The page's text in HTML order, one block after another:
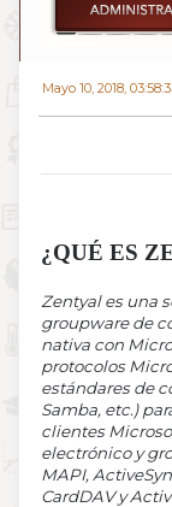
Mayo 10, 2018,
¿QUÉ ES
Zentyal es una
groupware de
nativa con
protocolos
estándares de
Samba, etc.)
clientes
electrónico y
MAPI,
CardDAV y